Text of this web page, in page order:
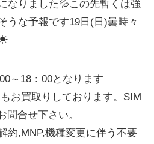
なりました💦この先暫くは強
うな予報です19日(日)曇時々
～18：00となります
お買取りしております。SIM
問合せ下さい。
約,MNP,機種変更に伴う不要